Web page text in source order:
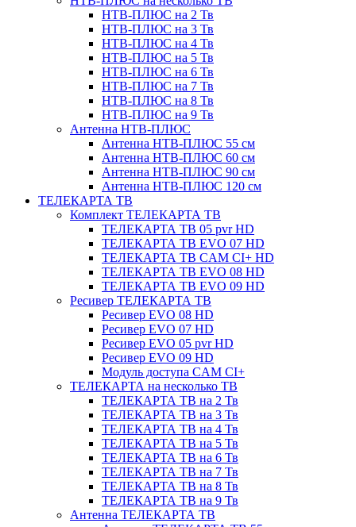
НТВ-ПЛЮС на 2 Тв
НТВ-ПЛЮС на 3 Тв
НТВ-ПЛЮС на 4 Тв
НТВ-ПЛЮС на 5 Тв
НТВ-ПЛЮС на 6 Тв
НТВ-ПЛЮС на 7 Тв
НТВ-ПЛЮС на 8 Тв
НТВ-ПЛЮС на 9 Тв
Антенна НТВ-ПЛЮС
Антенна НТВ-ПЛЮС 55 см
Антенна НТВ-ПЛЮС 60 см
Антенна НТВ-ПЛЮС 90 см
Антенна НТВ-ПЛЮС 120 см
ТЕЛЕКАРТА ТВ
Комплект ТЕЛЕКАРТА ТВ
ТЕЛЕКАРТА ТВ 05 pvr HD
ТЕЛЕКАРТА ТВ EVO 07 HD
ТЕЛЕКАРТА ТВ CAM CI+ HD
ТЕЛЕКАРТА ТВ EVO 08 HD
ТЕЛЕКАРТА ТВ EVO 09 HD
Ресивер ТЕЛЕКАРТА ТВ
Ресивер EVO 08 HD
Ресивер EVO 07 HD
Ресивер EVO 05 pvr HD
Ресивер EVO 09 HD
Модуль доступа CAM CI+
ТЕЛЕКАРТА на несколько ТВ
ТЕЛЕКАРТА ТВ на 2 Тв
ТЕЛЕКАРТА ТВ на 3 Тв
ТЕЛЕКАРТА ТВ на 4 Тв
ТЕЛЕКАРТА ТВ на 5 Тв
ТЕЛЕКАРТА ТВ на 6 Тв
ТЕЛЕКАРТА ТВ на 7 Тв
ТЕЛЕКАРТА ТВ на 8 Тв
ТЕЛЕКАРТА ТВ на 9 Тв
Антенна ТЕЛЕКАРТА ТВ